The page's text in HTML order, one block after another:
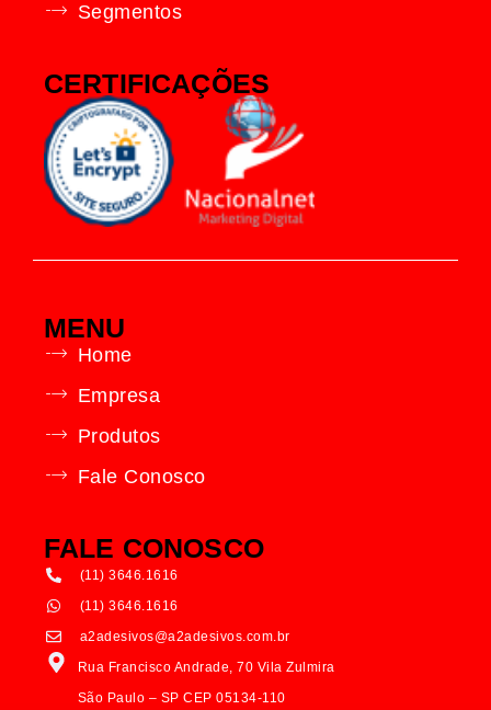
Segmentos
CERTIFICAÇÕES
MENU
Home
Empresa
Produtos
Fale Conosco
FALE CONOSCO
(11) 3646.1616
(11) 3646.1616
a2adesivos@a2adesivos.com.br
Rua Francisco Andrade, 70 Vila Zulmira
São Paulo – SP CEP 05134-110